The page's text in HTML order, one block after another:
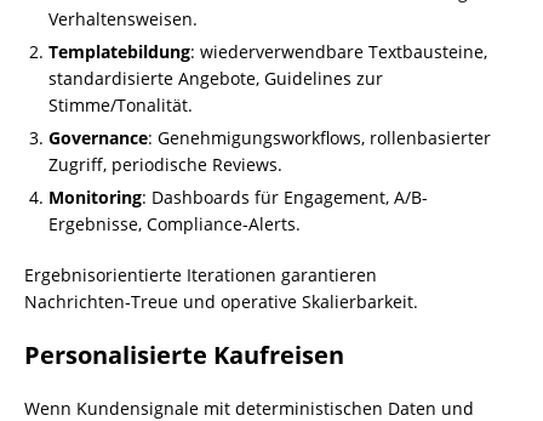
Verhaltensweisen.
Templatebildung: wiederverwendbare Textbausteine,
standardisierte Angebote, Guidelines zur
Stimme/Tonalität.
Governance: Genehmigungsworkflows, rollenbasierter
Zugriff, periodische Reviews.
Monitoring: Dashboards für Engagement, A/B-
Ergebnisse, Compliance-Alerts.
Ergebnisorientierte Iterationen garantieren
Nachrichten‑Treue und operative Skalierbarkeit.
Personalisierte Kaufreisen
Wenn Kundensignale mit deterministischen Daten und